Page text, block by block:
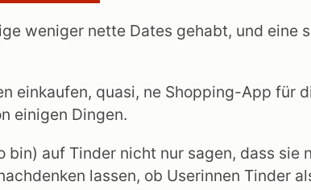
weniger​ nette Dates gehabt, und eine
einkaufen, quasi, ne Shopping-App für
einigen Dingen.
auf Tinder nicht nur sagen, dass sie
lassen, ob Userinnen Tinder